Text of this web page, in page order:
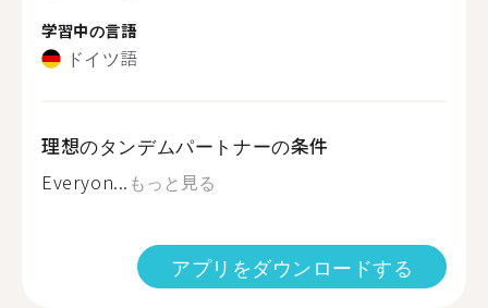
学習中の言語
ドイツ語
理想のタンデムパートナーの条件
Everyon... もっと見る
アプリをダウンロードする